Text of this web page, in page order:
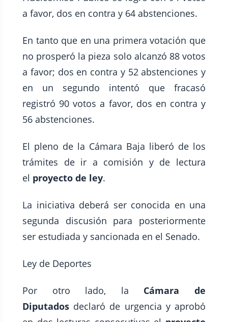
a favor, dos en contra y 64 abstenciones.
En tanto que en una primera votación que
no prosperó la pieza solo alcanzó 88 votos
a favor; dos en contra y 52 abstenciones y
en un segundo intentó que fracasó
registró 90 votos a favor, dos en contra y
56 abstenciones.
El pleno de la Cámara Baja liberó de los
trámites de ir a comisión y de lectura
el proyecto de ley.
La iniciativa deberá ser conocida en una
segunda discusión para posteriormente
ser estudiada y sancionada en el Senado.
Ley de Deportes
Por otro lado, la Cámara de
Diputados declaró de urgencia y aprobó